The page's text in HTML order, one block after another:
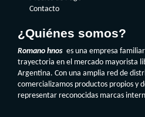
Contacto
¿Quiénes somos?
Romano hnos es una empresa
trayectoria en el mercado mayorista
Argentina. Con una amplia red de
comercializamos productos propios y
representar reconocidas marcas